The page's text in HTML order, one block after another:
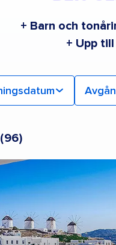
+ Barn och
+ Upp
(96)